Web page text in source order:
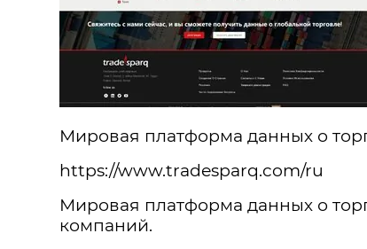
Мировая платформа данных о
https://www.tradesparq.com/ru
Мировая платформа данных о
компаний.